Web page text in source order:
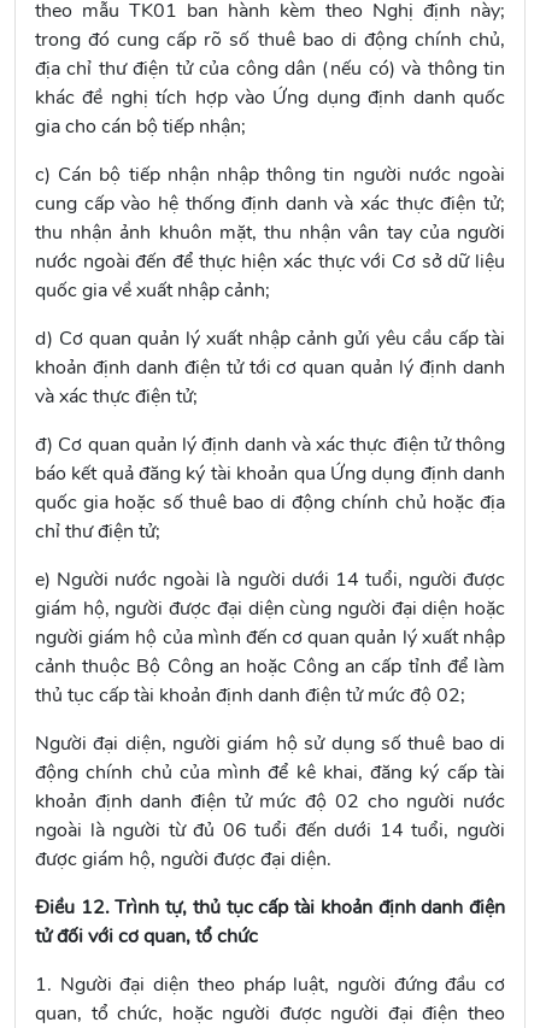
theo mẫu TK01 ban hành kèm theo Nghị định này;
trong đó cung cấp rõ số thuê bao di động chính chủ,
địa chỉ thư điện tử của công dân (nếu có) và thông tin
khác đề nghị tích hợp vào Ứng dụng định danh quốc
gia cho cán bộ tiếp nhận;
c) Cán bộ tiếp nhận nhập thông tin người nước ngoài
cung cấp vào hệ thống định danh và xác thực điện tử;
thu nhận ảnh khuôn mặt, thu nhận vân tay của người
nước ngoài đến để thực hiện xác thực với Cơ sở dữ liệu
quốc gia về xuất nhập cảnh;
d) Cơ quan quản lý xuất nhập cảnh gửi yêu cầu cấp tài
khoản định danh điện tử tới cơ quan quản lý định danh
và xác thực điện tử;
đ) Cơ quan quản lý định danh và xác thực điện tử thông
báo kết quả đăng ký tài khoản qua Ứng dụng định danh
quốc gia hoặc số thuê bao di động chính chủ hoặc địa
chỉ thư điện tử;
e) Người nước ngoài là người dưới 14 tuổi, người được
giám hộ, người được đại diện cùng người đại diện hoặc
người giám hộ của mình đến cơ quan quản lý xuất nhập
cảnh thuộc Bộ Công an hoặc Công an cấp tỉnh để làm
thủ tục cấp tài khoản định danh điện tử mức độ 02;
Người đại diện, người giám hộ sử dụng số thuê bao di
động chính chủ của mình để kê khai, đăng ký cấp tài
khoản định danh điện tử mức độ 02 cho người nước
ngoài là người từ đủ 06 tuổi đến dưới 14 tuổi, người
được giám hộ, người được đại diện.
Điều 12. Trình tự, thủ tục cấp tài khoản định danh điện
tử đối với cơ quan, tổ chức
1. Người đại diện theo pháp luật, người đứng đầu cơ
quan, tổ chức, hoặc người được người đại điện theo